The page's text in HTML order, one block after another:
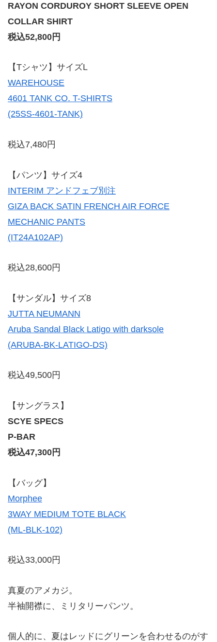
RAYON CORDUROY SHORT SLEEVE OPEN
COLLAR SHIRT
税込52,800円
【Tシャツ】サイズL
WAREHOUSE
4601 TANK CO. T-SHIRTS
(25SS-4601-TANK)
税込7,480円
【パンツ】サイズ4
INTERIM アンドフェブ別注
GIZA BACK SATIN FRENCH AIR FORCE
MECHANIC PANTS
(IT24A102AP)
税込28,600円
【サンダル】サイズ8
JUTTA NEUMANN
Aruba Sandal Black Latigo with darksole
(ARUBA-BK-LATIGO-DS)
税込49,500円
【サングラス】
SCYE SPECS
P-BAR
税込47,300円
【バッグ】
Morphee
3WAY MEDIUM TOTE BLACK
(ML-BLK-102)
税込33,000円
真夏のアメカジ。
半袖開襟に、ミリタリーパンツ。
個人的に、夏はレッドにグリーンを合わせるのがす